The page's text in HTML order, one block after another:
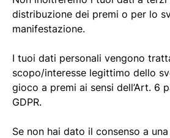
distribuzione dei premi o per lo
manifestazione.
I tuoi dati personali vengono
scopo/interesse legittimo dello
gioco a premi ai sensi dell’Art. 6
GDPR.
Se non hai dato il consenso a